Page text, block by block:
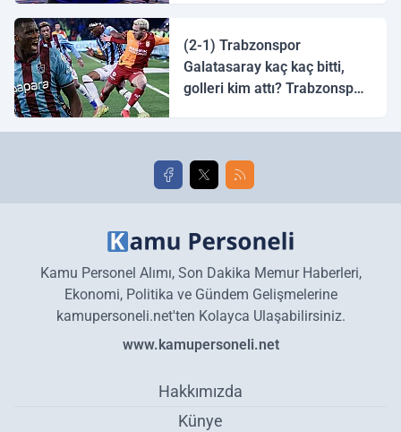
(2-1) Trabzonspor
Galatasaray kaç kaç bitti,
golleri kim attı? Trabzonspor
golleri!
Kamu Personel Alımı, Son Dakika Memur Haberleri,
Ekonomi, Politika ve Gündem Gelişmelerine
kamupersoneli.net'ten Kolayca Ulaşabilirsiniz.
www.kamupersoneli.net
Hakkımızda
Künye